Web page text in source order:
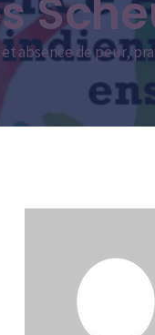
absence de peur,